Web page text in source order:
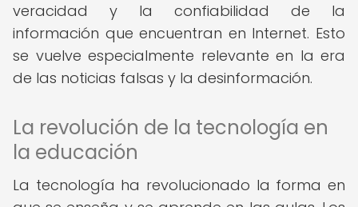
veracidad y la confiabilidad de la
información que encuentran en Internet. Esto
se vuelve especialmente relevante en la era
de las noticias falsas y la desinformación.
La revolución de la tecnología en
la educación
La tecnología ha revolucionado la forma en